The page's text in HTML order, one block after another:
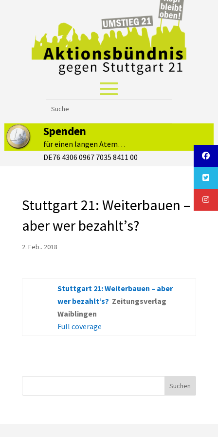
Spenden
für einen langen Atem…
DE76 4306 0967 7035 8411 00
Stuttgart 21: Weiterbauen –
aber wer bezahlt’s?
2. Feb.. 2018
Stuttgart 21: Weiterbauen – aber
wer bezahlt’s? Zeitungsverlag
Waiblingen
Full coverage
Suchen